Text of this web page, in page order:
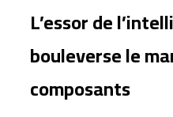
L’essor de
bouleverse le
composants